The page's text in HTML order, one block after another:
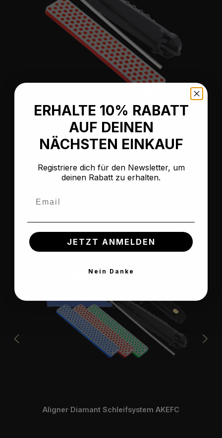
Aligner Ersatzteil Fassung inkl. Schleifstein
AHF
Regulärer Preis:
23,99 €
Aligner Diamant Schleifsystem AKEFC
ERHALTE 10% RABATT
AUF DEINEN
NÄCHSTEN EINKAUF
Registriere dich für den Newsletter, um
deinen Rabatt zu erhalten.
JETZT ANMELDEN
Nein Danke